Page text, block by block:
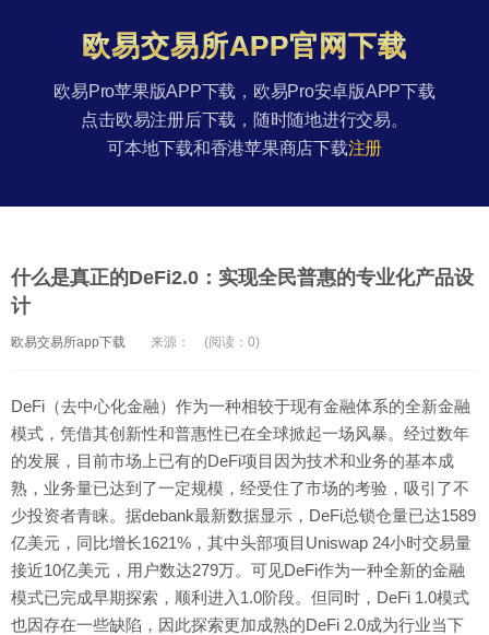
欧易交易所APP官网下载
欧易Pro苹果版APP下载，欧易Pro安卓版APP下载
点击欧易注册后下载，随时随地进行交易。
可本地下载和香港苹果商店下载注册
什么是真正的DeFi2.0：实现全民普惠的专业化产品设
计
欧易交易所app下载 来源： (阅读：0)
DeFi（去中心化金融）作为一种相较于现有金融体系的全新金融
模式，凭借其创新性和普惠性已在全球掀起一场风暴。经过数年
的发展，目前市场上已有的DeFi项目因为技术和业务的基本成
熟，业务量已达到了一定规模，经受住了市场的考验，吸引了不
少投资者青睐。据debank最新数据显示，DeFi总锁仓量已达1589
亿美元，同比增长1621%，其中头部项目Uniswap 24小时交易量
接近10亿美元，用户数达279万。可见DeFi作为一种全新的金融
模式已完成早期探索，顺利进入1.0阶段。但同时，DeFi 1.0模式
也因存在一些缺陷，因此探索更加成熟的DeFi 2.0成为行业当下